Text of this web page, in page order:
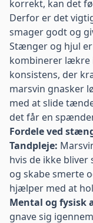
korrekt, kan det
Derfor er det
smager godt og
Stænger og hjul
kombinerer lækre
konsistens, der
marsvin gnasker
med at slide
det får en
Fordele ved
Tandpleje:
hvis de ikke
og skabe smerte
hjælper med at
Mental og fysisk
gnave sig